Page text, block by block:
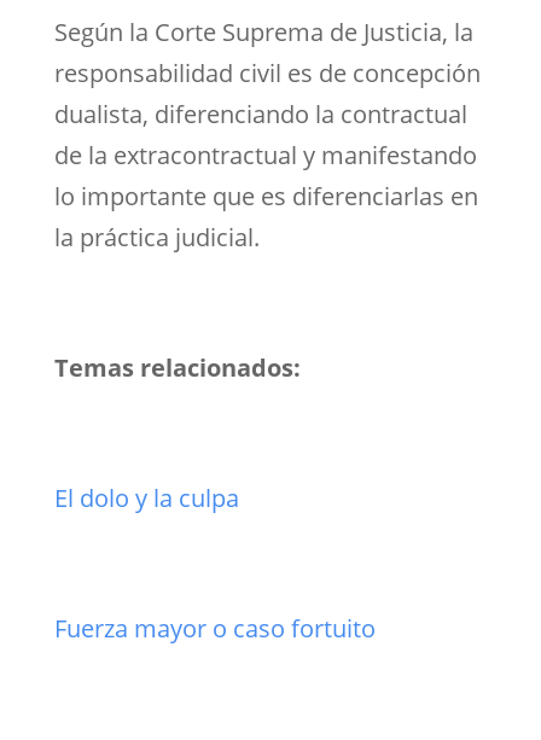
Según la Corte Suprema de Justicia, la
responsabilidad civil es de concepción
dualista, diferenciando la contractual
de la extracontractual y manifestando
lo importante que es diferenciarlas en
la práctica judicial.
Temas relacionados:
El dolo y la culpa
Fuerza mayor o caso fortuito